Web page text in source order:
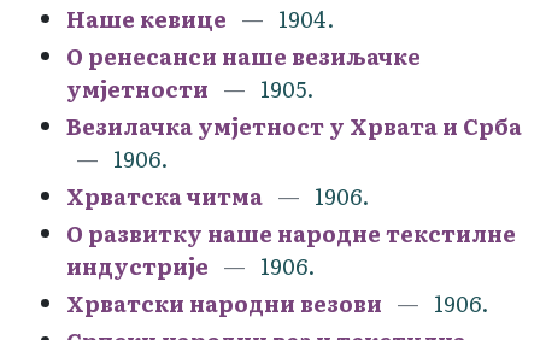
Наше кевице
1904.
О ренесанси наше везиљачке
умjетности
1905.
Везилачка умјетност у Хрвата и Срба
1906.
Хрватска читма
1906.
О развитку наше народне текстилне
индустрије
1906.
Хрватски народни везови
1906.